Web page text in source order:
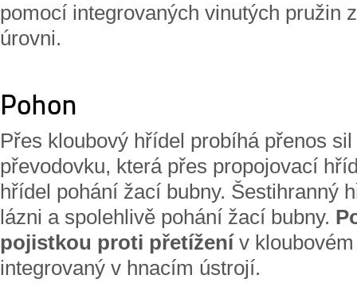
pomocí integrovaných vinutých pružin
úrovni.
Pohon
Přes kloubový hřídel probíhá přenos
převodovku, která přes propojovací
hřídel pohání žací bubny. Šestihranný
lázni a spolehlivě pohání žací bubny.
pojistkou proti přetíženív
integrovaný v hnacím ústrojí.